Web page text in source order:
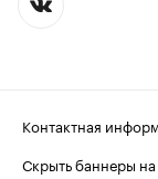
Контактная
Скрыть баннеры